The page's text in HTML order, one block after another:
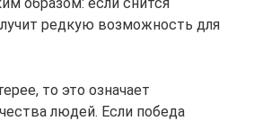
редкую возможность для
то это означает
людей. Если победа